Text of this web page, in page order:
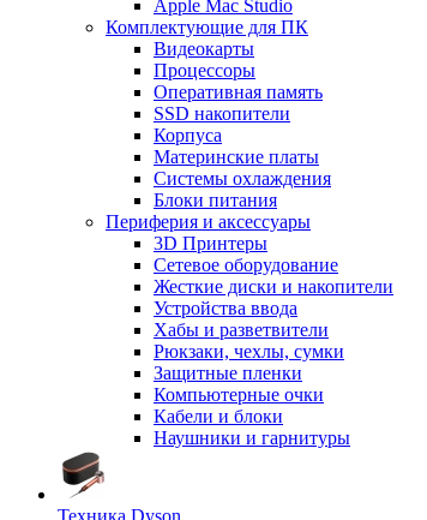
Apple Mac Studio
Комплектующие для ПК
Видеокарты
Процессоры
Оперативная память
SSD накопители
Корпуса
Материнские платы
Системы охлаждения
Блоки питания
Периферия и аксессуары
3D Принтеры
Сетевое оборудование
Жесткие диски и накопители
Устройства ввода
Хабы и разветвители
Рюкзаки, чехлы, сумки
Защитные пленки
Компьютерные очки
Кабели и блоки
Наушники и гарнитуры
Техника Dyson